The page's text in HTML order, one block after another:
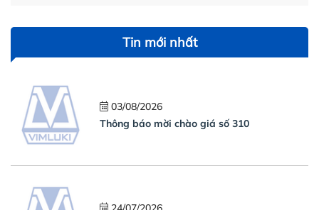
Tin mới nhất
03/08/2026
Thông báo mời chào giá số 310